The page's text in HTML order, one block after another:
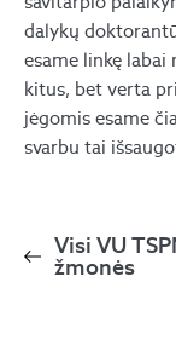
dalykų
esame linkę
kitus, bet verta
jėgomis esame
svarbu tai
Visi VU
žmonės